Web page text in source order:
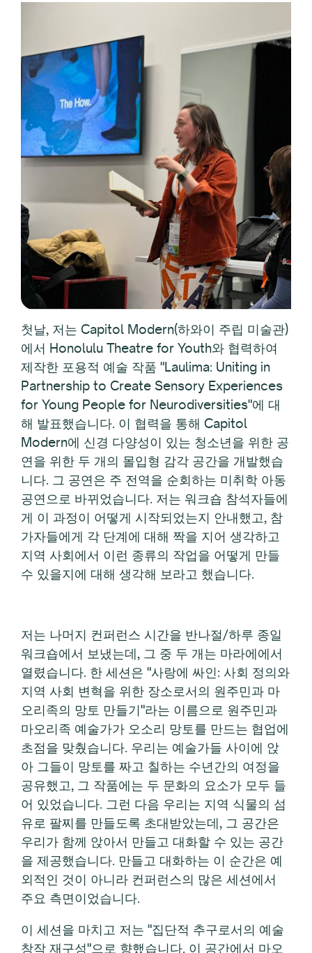
첫날, 저는 Capitol Modern(하와이 주립 미술관)
에서 Honolulu Theatre for Youth와 협력하여
제작한 포용적 예술 작품 "Laulima: Uniting in
Partnership to Create Sensory Experiences
for Young People for Neurodiversities"에 대
해 발표했습니다. 이 협력을 통해 Capitol
Modern에 신경 다양성이 있는 청소년을 위한 공
연을 위한 두 개의 몰입형 감각 공간을 개발했습
니다. 그 공연은 주 전역을 순회하는 미취학 아동
공연으로 바뀌었습니다. 저는 워크숍 참석자들에
게 이 과정이 어떻게 시작되었는지 안내했고, 참
가자들에게 각 단계에 대해 짝을 지어 생각하고
지역 사회에서 이런 종류의 작업을 어떻게 만들
수 있을지에 대해 생각해 보라고 했습니다.
저는 나머지 컨퍼런스 시간을 반나절/하루 종일
워크숍에서 보냈는데, 그 중 두 개는 마라에에서
열렸습니다. 한 세션은 "사랑에 싸인: 사회 정의와
지역 사회 변혁을 위한 장소로서의 원주민과 마
오리족의 망토 만들기"라는 이름으로 원주민과
마오리족 예술가가 오소리 망토를 만드는 협업에
초점을 맞췄습니다. 우리는 예술가들 사이에 앉
아 그들이 망토를 짜고 칠하는 수년간의 여정을
공유했고, 그 작품에는 두 문화의 요소가 모두 들
어 있었습니다. 그런 다음 우리는 지역 식물의 섬
유로 팔찌를 만들도록 초대받았는데, 그 공간은
우리가 함께 앉아서 만들고 대화할 수 있는 공간
을 제공했습니다. 만들고 대화하는 이 순간은 예
외적인 것이 아니라 컨퍼런스의 많은 세션에서
주요 측면이었습니다.
이 세션을 마치고 저는 "집단적 추구로서의 예술
창작 재구성"으로 향했습니다. 이 공간에서 마오